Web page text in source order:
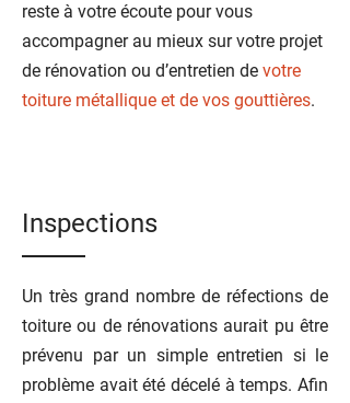
reste à votre écoute pour vous
accompagner au mieux sur votre projet
de rénovation ou d’entretien de votre
toiture métallique et de vos gouttières.
Inspections
Un très grand nombre de réfections de
toiture ou de rénovations aurait pu être
prévenu par un simple entretien si le
problème avait été décelé à temps. Afin